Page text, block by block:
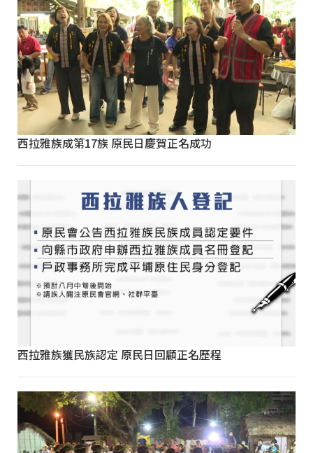
西拉雅族成第17族 原民日慶賀正名成功
西拉雅族獲民族認定 原民日回顧正名歷程